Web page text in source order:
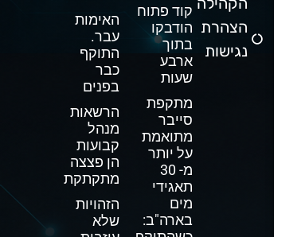
הצהרת
נגישות
קוד פתוח
הודבקו
בתוך
ארבע
שעות
מתקפת
סייבר
מתואמת
על יותר
מ- 30
תאגידי
מים
בארה"ב:
האימות
עבר.
התוקף
כבר
בפנים
הרשאות
מנהל
קבועות
הן פצצה
מתקתקת
הזהויות
שלא